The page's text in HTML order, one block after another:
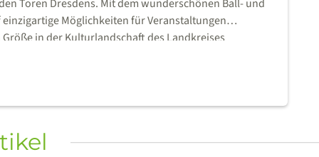
Toren Dresdens. Mit dem wunderschönen Ball- und
Möglichkeiten für Veranstaltungen
in der Kulturlandschaft des Landkreises
zu Konzerten aller musikalischen Genres wird für
regionalen und überregionalen Künstlern, Größen
Zentralgasthof bekommen.